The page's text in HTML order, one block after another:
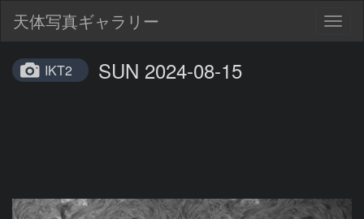
天体写真ギャラリー
IKT2 SUN 2024-08-15